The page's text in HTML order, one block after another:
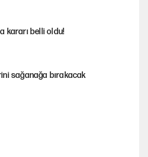
kararı belli oldu!
sağanağa bırakacak